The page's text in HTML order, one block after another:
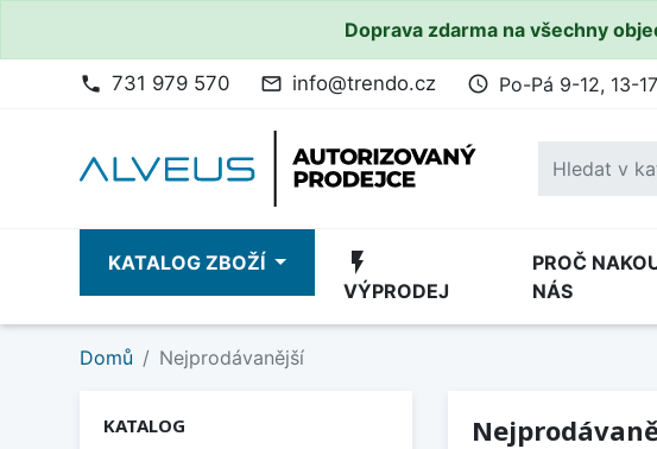
Doprava zdarma na všechny
phone 731 979 570 mail_outline info@trendo.cz access_time Po-Pá 9-12, 13-17
KATALOG ZBOŽÍ flash_on
VÝPRODEJ
PROČ
NÁS
Domů Nejprodávanější
KATALOG